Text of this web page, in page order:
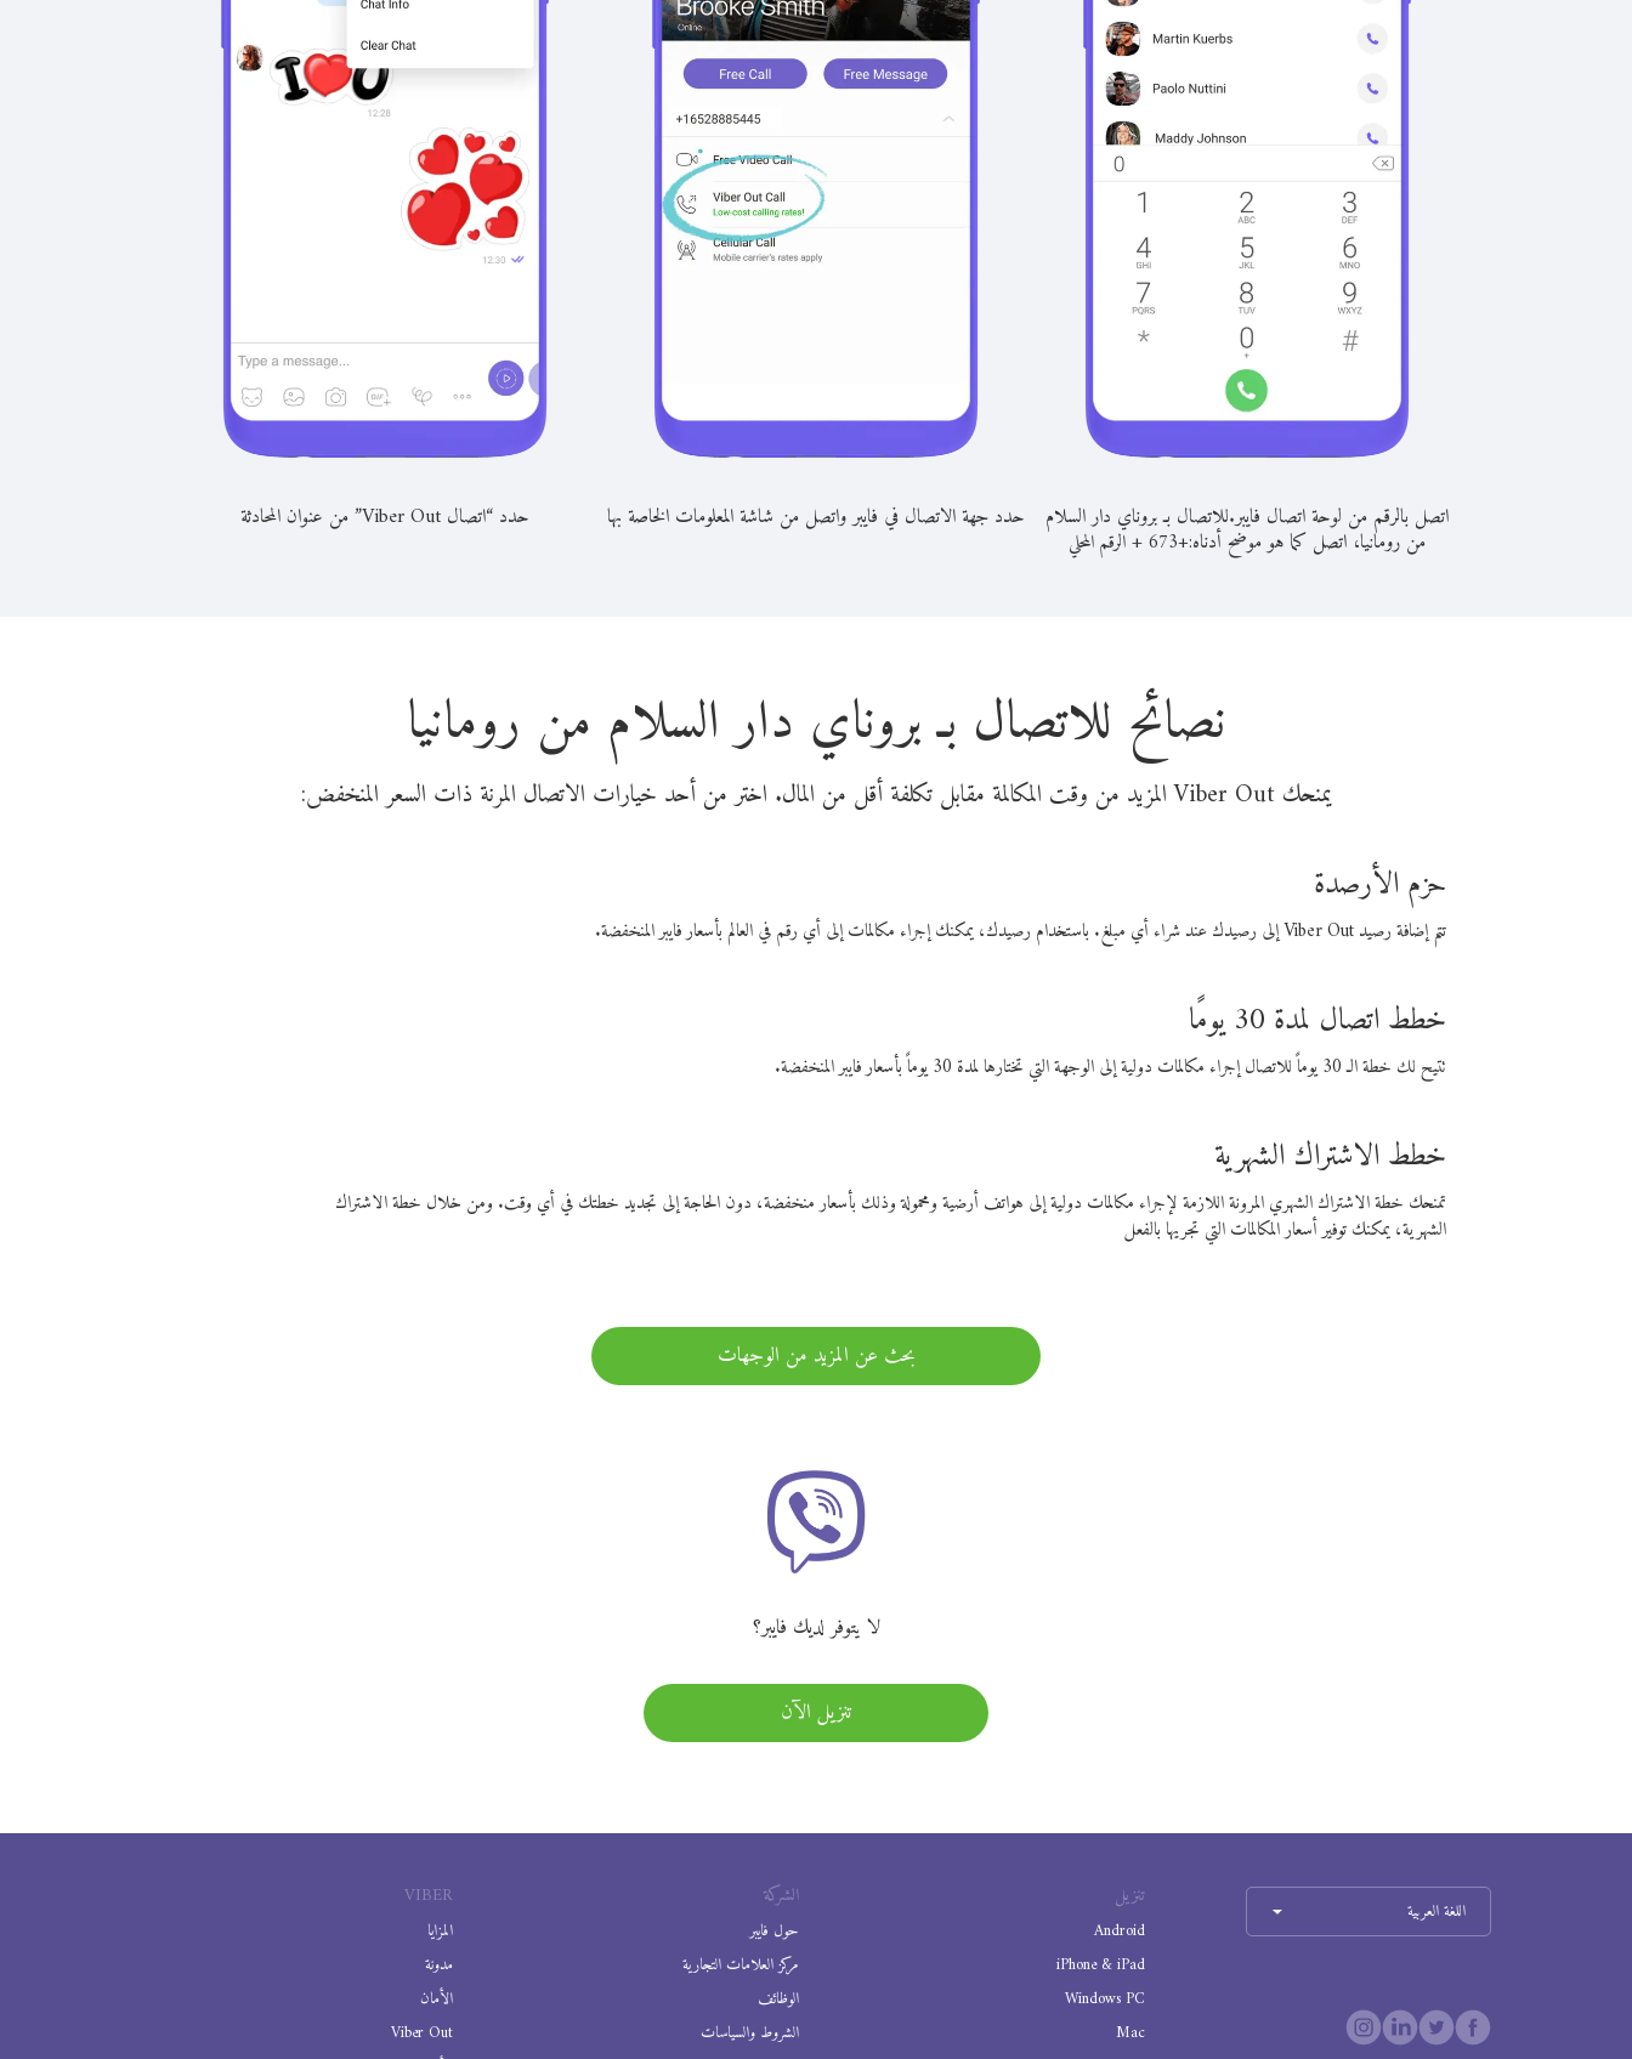
اتصل بالرقم من لوحة اتصال فايبر.للاتصال بـ بروناي دار السلام
من رومانيا، اتصل كما هو موضح أدناه:+
673
+الرقم المحلي
حدد جهة الاتصال في فايبر واتصل من شاشة المعلومات الخاصة بها حدد “اتصال Viber Out” من عنوان المحادثة
نصائح للاتصال بـ بروناي دار السلام من رومانيا
يمنحك Viber Out المزيد من وقت المكالمة مقابل تكلفة أقل من المال. اختر من أحد خيارات الاتصال المرنة ذات السعر المنخفض:
حزم الأرصدة
تتم إضافة رصيد Viber Out إلى رصيدك عند شراء أي مبلغ. باستخدام رصيدك، يمكنك إجراء مكالمات إلى أي رقم في العالم بأسعار فايبر المنخفضة.
خطط اتصال لمدة 30 يومًا
تتيح لك خطة الـ 30 يوماً للاتصال إجراء مكالمات دولية إلى الوجهة التي تختارها لمدة 30 يوماً بأسعار فايبر المنخفضة.
خطط الاشتراك الشهرية
تمنحك خطة الاشتراك الشهري المرونة اللازمة لإجراء مكالمات دولية إلى هواتف أرضية ومحمولة وذلك بأسعار منخفضة، دون الحاجة إلى تجديد خطتك في أي وقت. ومن خلال خطة الاشتراك
الشهرية، يمكنك توفير أسعار المكالمات التي تجريها بالفعل
بحث عن المزيد من الوجهات
لا يتوفر لديك فايبر؟
تنزيل الآن
VIBER
المزايا
مدونة
الأمان
Viber Out
الشركة
حول فايبر
مركز العلامات التجارية
الوظائف
الشروط والسياسات
تنزيل
Android
iPhone & iPad
Windows PC
Mac
اللغة العربية